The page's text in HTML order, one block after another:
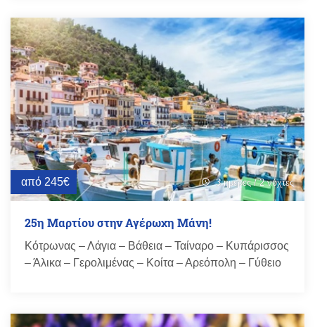
από 245€ schedule 3 ημέρες / 2 νύχτες
25η Μαρτίου στην Αγέρωχη Μάνη!
Κότρωνας – Λάγια – Βάθεια – Ταίναρο – Κυπάρισσος
– Άλικα – Γερολιμένας – Κοίτα – Αρεόπολη – Γύθειο